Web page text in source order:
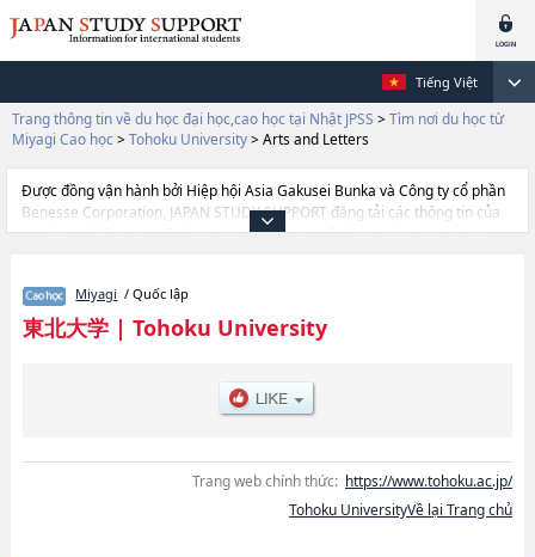
Tiếng Việt
Trang thông tin về du học đại học,cao học tại Nhật JPSS > Tìm nơi du học từ
Miyagi Cao học > Tohoku University> Arts and Letters
Được đồng vận hành bởi Hiệp hội Asia Gakusei Bunka và Công ty cổ phần
Benesse Corporation, JAPAN STUDY SUPPORT đăng tải các thông tin của
khoảng 1.300 trường đại học, cao học, trường đại học ngắn hạn, trường
thiết dành cho du học sinh, như là về các Arts and
LettershoặcEducationhoặcGraduate School of LawhoặcEconomics and
ManagementhoặcSciencehoặcMedicinehoặcDentistryhoặcGraduate
SciencehoặcInternational Cultural StudieshoặcInformation
ScienceshoặcGraduate School of Life ScienceshoặcGraduate School of
sinh, số lượng trúng tuyển, cở sở trang thiết bị, hướng dẫn địa điểm v.v...
Miyagi / Quốc lập
東北大学| Tohoku University
Trang web chính thức: https://www.tohoku.ac.jp/
Tohoku UniversityVề lại Trang chủ